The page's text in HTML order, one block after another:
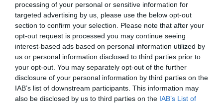
processing of your personal or sensitive information for
targeted advertising by us, please use the below opt-out
section to confirm your selection. Please note that after your
opt-out request is processed you may continue seeing
interest-based ads based on personal information utilized by
us or personal information disclosed to third parties prior to
your opt-out. You may separately opt-out of the further
disclosure of your personal information by third parties on the
IAB’s list of downstream participants. This information may
also be disclosed by us to third parties on the IAB’s List of
κολλήσουν σεξουαλικώς μεταδιδόμενα νοσήματα επειδή
ακριβώς γίνονται απρόσεκτοι. Έρευνα που
πραγματοποιήθηκε στη Νέα Ζηλανδία έδειξε ότι η συνήθεια
κατανάλωσης αλκοόλ των νέων κάτω των 25, έχει οδηγήσει σε
24.01.2012 09:00